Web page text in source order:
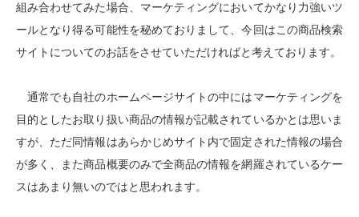
組み合わせてみた場合、マーケティングにおいてかなり力強いツ
ールとなり得る可能性を秘めておりまして、今回はこの商品検索
サイトについてのお話をさせていただければと考えております。
通常でも自社のホームページサイトの中にはマーケティングを
目的としたお取り扱い商品の情報が記載されているかとは思いま
すが、ただ同情報はあらかじめサイト内で固定された情報の場合
が多く、また商品概要のみで全商品の情報を網羅されているケー
スはあまり無いのではと思われます。